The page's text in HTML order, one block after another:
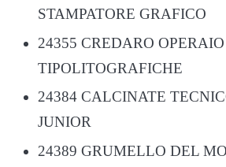
STAMPATORE GRAFICO
24355 CREDARO
TIPOLITOGRAFICHE
24384 CALCINATE
JUNIOR
24389 GRUMELLO DEL